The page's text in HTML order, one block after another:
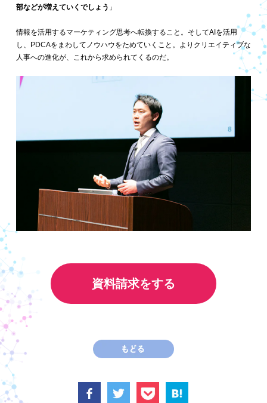
部などが増えていくでしょう 」
情報を活用するマーケティング思考へ転換すること。そしてAIを活用
し、PDCAをまわしてノウハウをためていくこと。よりクリエイティブな
人事への進化が、これから求められてくるのだ。
資料請求をする